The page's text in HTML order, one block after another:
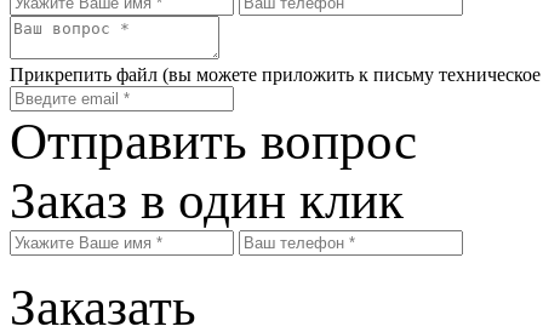
Прикрепить файл (вы можете приложить к письму
Отправить вопрос
Заказ в один клик
Заказать